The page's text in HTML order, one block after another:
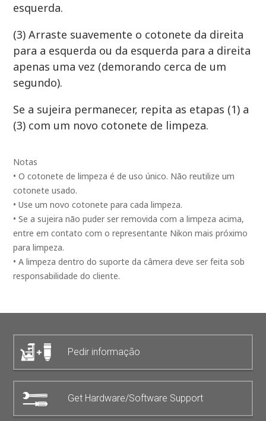
Notas
• O cotonete de limpeza é de uso único. Não reutilize um
cotonete usado.
• Use um novo cotonete para cada limpeza.
• Se a sujeira não puder ser removida com a limpeza acima,
entre em contato com o representante Nikon mais próximo
para limpeza.
• A limpeza dentro do suporte da câmera deve ser feita sob
responsabilidade do cliente.
esquerda.
(3) Arraste suavemente o cotonete da direita
para a esquerda ou da esquerda para a direita
apenas uma vez (demorando cerca de um
segundo).
Se a sujeira permanecer, repita as etapas (1) a
(3) com um novo cotonete de limpeza.
Pedir informação
Get Hardware/Software Support